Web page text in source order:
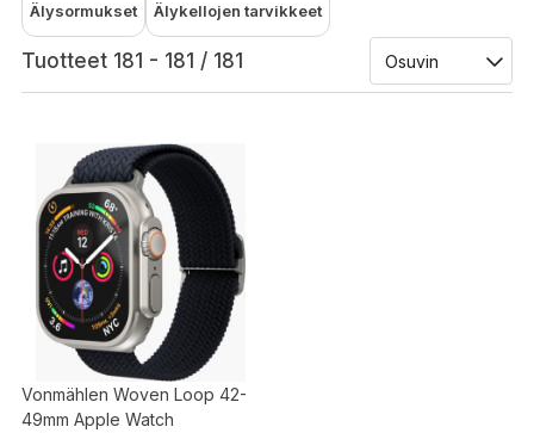
Älysormukset Älykellojen tarvikkeet
Tuotteet 181 - 181 / 181
Vonmählen Woven Loop 42-
49mm Apple Watch